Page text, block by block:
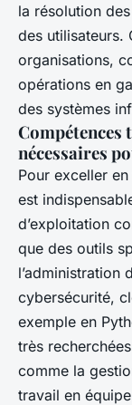
la résolution
des utilisateurs.
organisations,
opérations en
des systèmes
Compétences
nécessaires
Pour exceller en
est
d’exploitation
que des outils
l’administration
cybersécurité,
exemple en
très
comme la
travail en